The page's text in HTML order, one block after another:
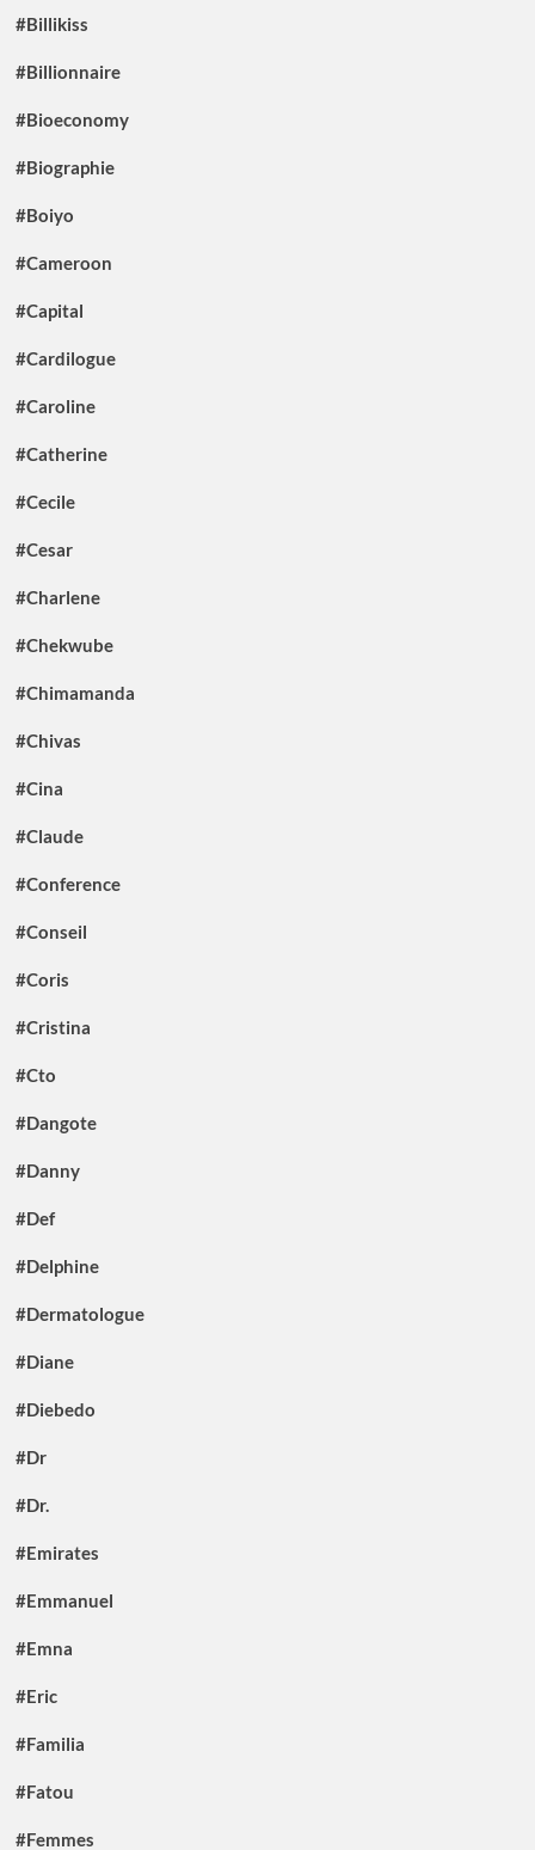
#Billikiss
#Billionnaire
#Bioeconomy
#Biographie
#Boiyo
#Cameroon
#Capital
#Cardilogue
#Caroline
#Catherine
#Cecile
#Cesar
#Charlene
#Chekwube
#Chimamanda
#Chivas
#Cina
#Claude
#Conference
#Conseil
#Coris
#Cristina
#Cto
#Dangote
#Danny
#Def
#Delphine
#Dermatologue
#Diane
#Diebedo
#Dr
#Dr.
#Emirates
#Emmanuel
#Emna
#Eric
#Familia
#Fatou
#Femmes